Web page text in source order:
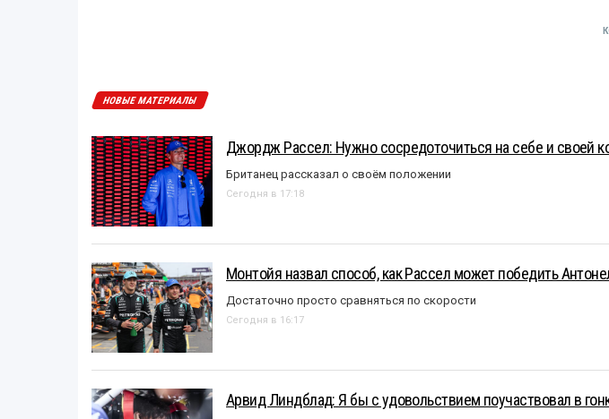
НОВЫЕ МАТЕРИАЛЫ
Джордж Рассел: Нужно сосредоточиться на себе и своей
Британец рассказал о своём положении
Сегодня в 17:18
Монтойя назвал способ, как Рассел может победить
Достаточно просто сравняться по скорости
Сегодня в 16:17
Арвид Линдблад: Я бы с удовольствием поучаствовал в